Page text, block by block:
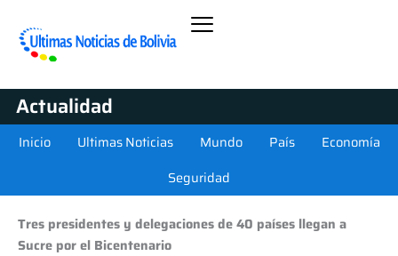
Actualidad
Inicio Ultimas Noticias Mundo País
Economía
Seguridad
Tres presidentes y delegaciones de 40 países llegan a
Sucre por el Bicentenario